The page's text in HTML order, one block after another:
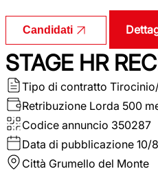
Candidati
STAGE HR
Tipo di contratto
Retribuzione Lorda 500
Codice annuncio 350287
Data di pubblicazione 10/
Città Grumello del Monte